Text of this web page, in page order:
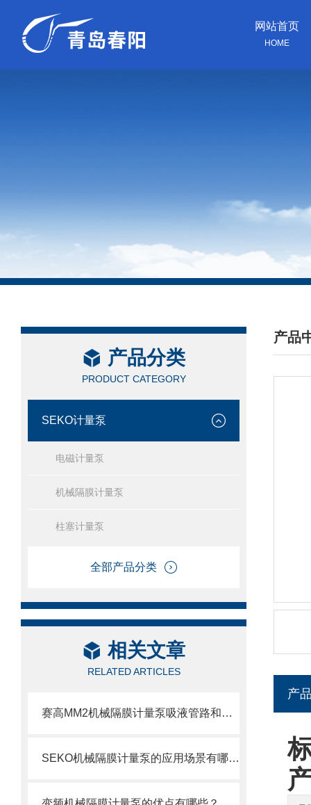
网站首页
HOME
产品分类
PRODUCT CATEGORY
SEKO计量泵
电磁计量泵
机械隔膜计量泵
柱塞计量泵
全部产品分类
相关文章
RELATED ARTICLES
赛高MM2机械隔膜计量泵吸液管路和排液管路安装注意事项
SEKO机械隔膜计量泵的应用场景有哪些？
产品
/
产